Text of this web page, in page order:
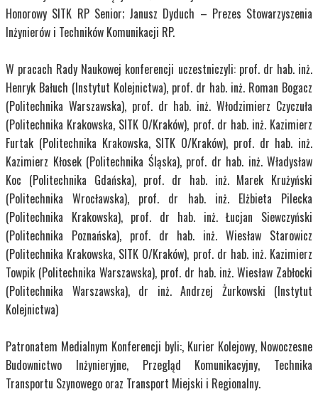
Honorowy SITK RP Senior; Janusz Dyduch – Prezes Stowarzyszenia
Inżynierów i Techników Komunikacji RP.
W pracach Rady Naukowej konferencji uczestniczyli: prof. dr hab. inż.
Henryk Bałuch (Instytut Kolejnictwa), prof. dr hab. inż. Roman Bogacz
(Politechnika Warszawska), prof. dr hab. inż. Włodzimierz Czyczuła
(Politechnika Krakowska, SITK O/Kraków), prof. dr hab. inż. Kazimierz
Furtak (Politechnika Krakowska, SITK O/Kraków), prof. dr hab. inż.
Kazimierz Kłosek (Politechnika Śląska), prof. dr hab. inż. Władysław
Koc (Politechnika Gdańska), prof. dr hab. inż. Marek Krużyński
(Politechnika Wrocławska), prof. dr hab. inż. Elżbieta Pilecka
(Politechnika Krakowska), prof. dr hab. inż. Łucjan Siewczyński
(Politechnika Poznańska), prof. dr hab. inż. Wiesław Starowicz
(Politechnika Krakowska, SITK O/Kraków), prof. dr hab. inż. Kazimierz
Towpik (Politechnika Warszawska), prof. dr hab. inż. Wiesław Zabłocki
(Politechnika Warszawska), dr inż. Andrzej Żurkowski (Instytut
Kolejnictwa)
Patronatem Medialnym Konferencji byli:, Kurier Kolejowy, Nowoczesne
Budownictwo Inżynieryjne, Przegląd Komunikacyjny, Technika
Transportu Szynowego oraz Transport Miejski i Regionalny.